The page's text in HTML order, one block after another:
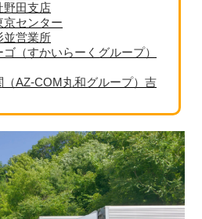
野田支店
京センター
並営業所
（すかいらーくグループ）
AZ-COM丸和グループ）吉